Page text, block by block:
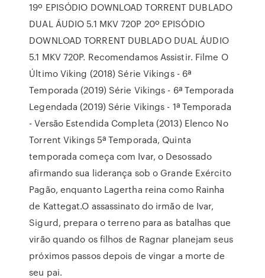
19º EPISÓDIO DOWNLOAD TORRENT DUBLADO
DUAL ÁUDIO 5.1 MKV 720P 20º EPISÓDIO
DOWNLOAD TORRENT DUBLADO DUAL ÁUDIO
5.1 MKV 720P. Recomendamos Assistir. Filme O
Último Viking (2018) Série Vikings - 6ª
Temporada (2019) Série Vikings - 6ª Temporada
Legendada (2019) Série Vikings - 1ª Temporada
- Versão Estendida Completa (2013) Elenco No
Torrent Vikings 5ª Temporada, Quinta
temporada começa com Ivar, o Desossado
afirmando sua liderança sob o Grande Exército
Pagão, enquanto Lagertha reina como Rainha
de Kattegat.O assassinato do irmão de Ivar,
Sigurd, prepara o terreno para as batalhas que
virão quando os filhos de Ragnar planejam seus
próximos passos depois de vingar a morte de
seu pai.